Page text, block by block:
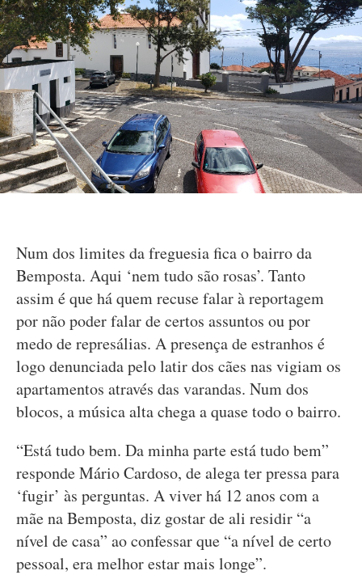
Num dos limites da freguesia fica o bairro da
Bemposta. Aqui ‘nem tudo são rosas’. Tanto
assim é que há quem recuse falar à reportagem
por não poder falar de certos assuntos ou por
medo de represálias. A presença de estranhos é
logo denunciada pelo latir dos cães nas vigiam os
apartamentos através das varandas. Num dos
blocos, a música alta chega a quase todo o bairro.
“Está tudo bem. Da minha parte está tudo bem”
responde Mário Cardoso, de alega ter pressa para
‘fugir’ às perguntas. A viver há 12 anos com a
mãe na Bemposta, diz gostar de ali residir “a
nível de casa” ao confessar que “a nível de certo
pessoal, era melhor estar mais longe”.